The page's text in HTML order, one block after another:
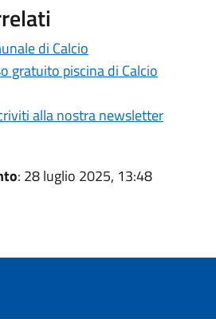
di Calcio
gratuito piscina di Calcio
alla nostra newsletter
: 28 luglio 2025, 13:48